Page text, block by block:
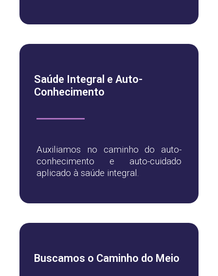
Saúde Integral e Auto-
Conhecimento
Auxiliamos no caminho do auto-
conhecimento e auto-cuidado
aplicado à saúde integral.
Buscamos o Caminho do Meio